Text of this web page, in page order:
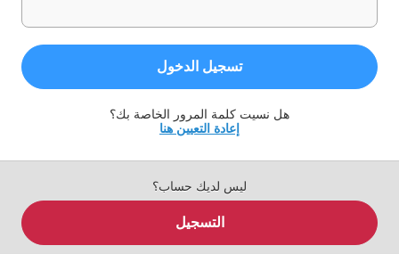
تسجيل الدخول
هل نسيت كلمة المرور الخاصة بك؟
إعادة التعيين هنا
ليس لديك حساب؟
التسجيل